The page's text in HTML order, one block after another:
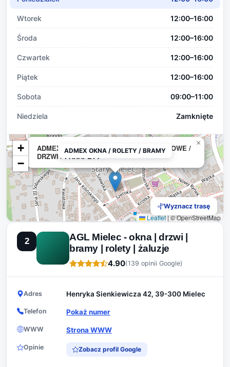
Wtorek 12:00–16:00
Środa 12:00–16:00
Czwartek 12:00–16:00
Piątek 12:00–16:00
Sobota 09:00–11:00
Niedziela Zamknięte
ADMEX OKNA / ROLETY / BRAMY GARAŻOWE /
DRZWI / PARAPETY
×
+
−
Leaflet|© OpenStreetMap
ADMEX OKNA / ROLETY / BRAMY
Wyznacz trasę
2
AGL Mielec - okna | drzwi |
bramy | rolety | żaluzje
4.90(139 opinii Google)
Adres Henryka Sienkiewicza 42, 39-300 Mielec
Telefon Pokaż numer
WWW Strona WWW
Opinie Zobacz profil Google